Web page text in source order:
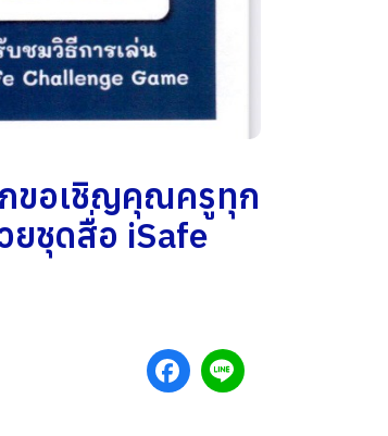
กขอเชิญคุณครูทุก
ยชุดสื่อ iSafe